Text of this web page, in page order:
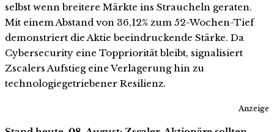
selbst wenn breitere Märkte ins Straucheln geraten.
Mit einem Abstand von 36,12% zum 52-Wochen-Tief
demonstriert die Aktie beeindruckende Stärke. Da
Cybersecurity eine Toppriorität bleibt, signalisiert
Zscalers Aufstieg eine Verlagerung hin zu
technologiegetriebener Resilienz.
Anzeige